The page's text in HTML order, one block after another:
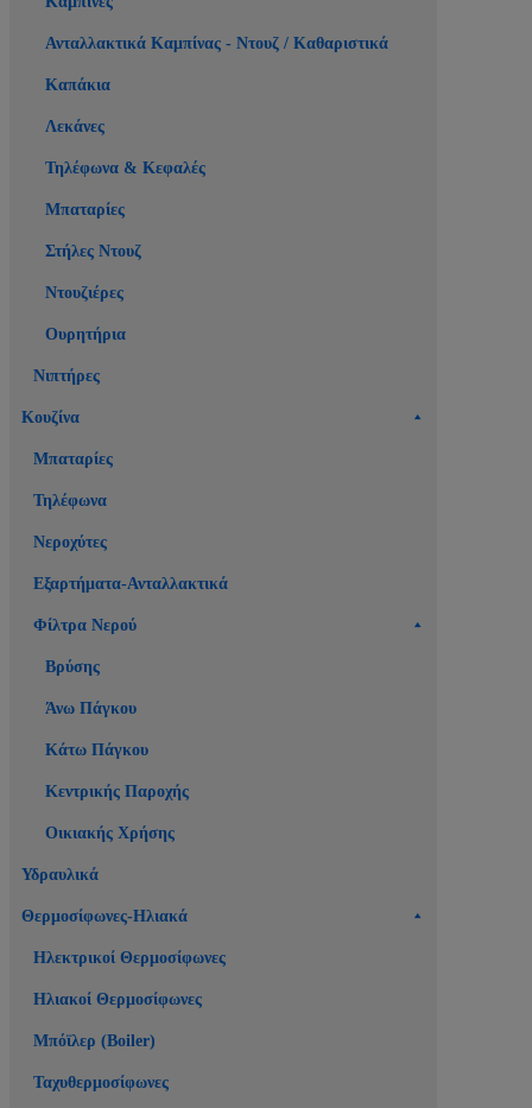
Ανταλλακτικά Καμπίνας - Ντουζ / Καθαριστικά
Καπάκια
Λεκάνες
Τηλέφωνα & Κεφαλές
Μπαταρίες
Στήλες Ντουζ
Ντουζιέρες
Ουρητήρια
Νιπτήρες
Κουζίνα
Μπαταρίες
Τηλέφωνα
Νεροχύτες
Εξαρτήματα-Ανταλλακτικά
Φίλτρα Νερού
Βρύσης
Άνω Πάγκου
Κάτω Πάγκου
Κεντρικής Παροχής
Οικιακής Χρήσης
Υδραυλικά
Θερμοσίφωνες-Ηλιακά
Ηλεκτρικοί Θερμοσίφωνες
Ηλιακοί Θερμοσίφωνες
Μπόϊλερ (Boiler)
Ταχυθερμοσίφωνες